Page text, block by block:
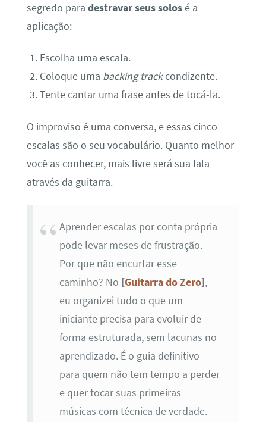
segredo para destravar seus solosé a
aplicação:
Escolha uma escala.
Coloque uma backing trackcondizente.
Tente cantar uma frase antes de tocá-la.
O improviso é uma conversa, e essas cinco
escalas são o seu vocabulário. Quanto melhor
você as conhecer, mais livre será sua fala
através da guitarra.
Aprender escalas por conta própria
pode levar meses de frustração.
Por que não encurtar esse
caminho? No [Guitarra do Zero],
eu organizei tudo o que um
iniciante precisa para evoluir de
forma estruturada, sem lacunas no
aprendizado. É o guia definitivo
para quem não tem tempo a perder
e quer tocar suas primeiras
músicas com técnica de verdade.